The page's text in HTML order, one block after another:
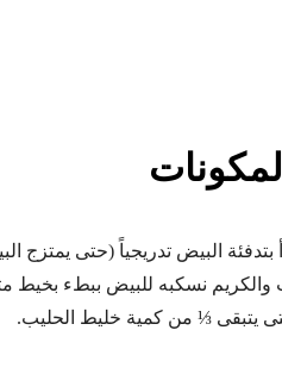
بتدفئة البيض تدريجياً (حتى
نسكبه للبيض ببطء بخيط
يتبقى ⅓ من كمية خليط الحليب.